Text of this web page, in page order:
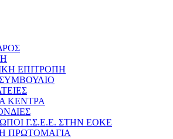
ΕΠΙΤΡΟΠΗ
ΚΕΝΤΡΑ
Γ.Σ.Ε.Ε. ΣΤΗΝ ΕΟΚΕ
ΠΡΩΤΟΜΑΓΙΑ